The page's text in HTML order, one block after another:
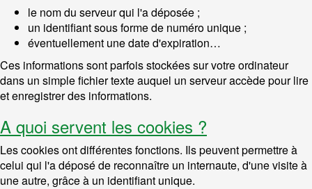
le nom du serveur qui l'a déposée ;
un identifiant sous forme de numéro unique ;
éventuellement une date d'expiration…
Ces informations sont parfois stockées sur votre ordinateur
dans un simple fichier texte auquel un serveur accède pour lire
et enregistrer des informations.
A quoi servent les cookies ?
Les cookies ont différentes fonctions. Ils peuvent permettre à
celui qui l'a déposé de reconnaître un internaute, d'une visite à
une autre, grâce à un identifiant unique.